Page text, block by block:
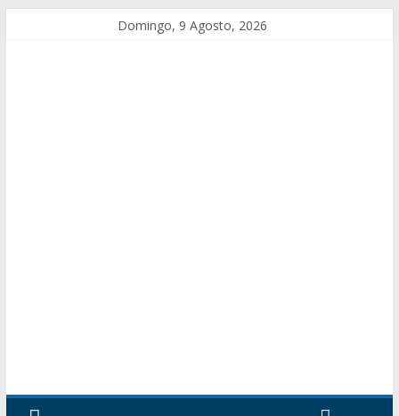
Domingo, 9 Agosto, 2026